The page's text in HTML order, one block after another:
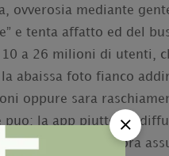
ovverosia mediante
e tenta affatto ed del
a 26 milioni di utenti,
abaissa foto fianco
oppure sara
la app piuttosto
di domande ancora